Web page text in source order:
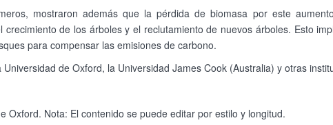
mostraron además que la pérdida de biomasa por este
de los árboles y el reclutamiento de nuevos árboles. Esto
para compensar las emisiones de carbono.
de Oxford, la Universidad James Cook (Australia) y otras
Oxford. Nota: El contenido se puede editar por estilo y longitud.